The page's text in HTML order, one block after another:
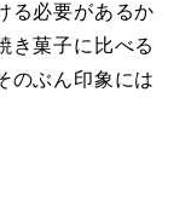
る必要があるか
き菓子に比べる
のぶん印象には